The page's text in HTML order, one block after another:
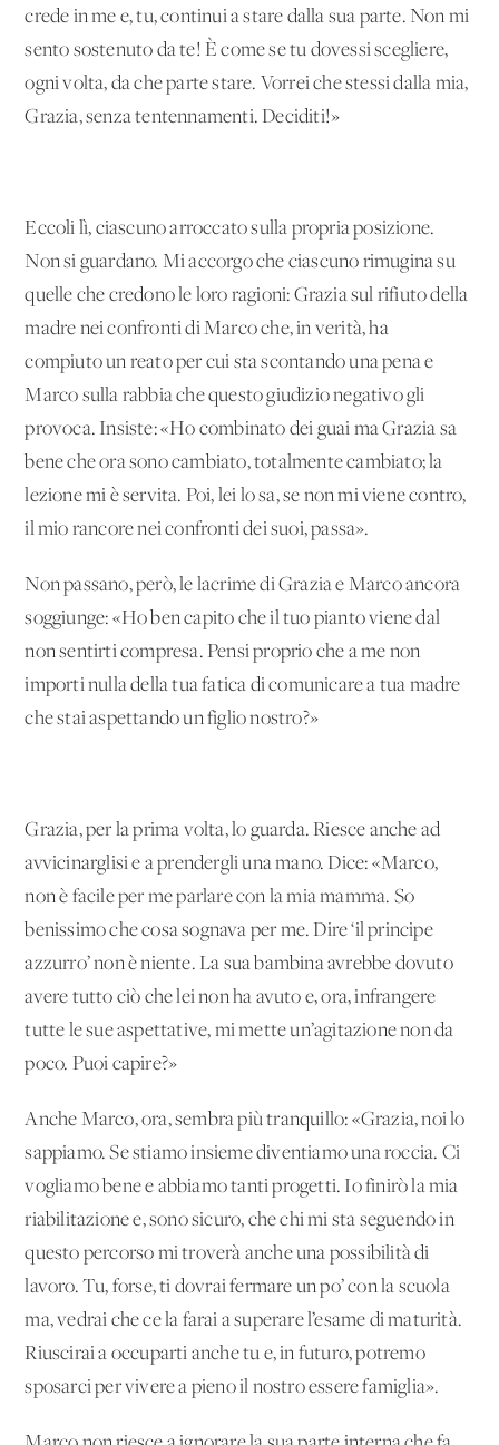
crede in me e, tu, continui a stare dalla sua parte. Non mi
sento sostenuto da te! È come se tu dovessi scegliere,
ogni volta, da che parte stare. Vorrei che stessi dalla mia,
Grazia, senza tentennamenti. Deciditi!»
Eccoli lì, ciascuno arroccato sulla propria posizione.
Non si guardano. Mi accorgo che ciascuno rimugina su
quelle che credono le loro ragioni: Grazia sul rifiuto della
madre nei confronti di Marco che, in verità, ha
compiuto un reato per cui sta scontando una pena e
Marco sulla rabbia che questo giudizio negativo gli
provoca. Insiste: «Ho combinato dei guai ma Grazia sa
bene che ora sono cambiato, totalmente cambiato; la
lezione mi è servita. Poi, lei lo sa, se non mi viene contro,
il mio rancore nei confronti dei suoi, passa».
Non passano, però, le lacrime di Grazia e Marco ancora
soggiunge: «Ho ben capito che il tuo pianto viene dal
non sentirti compresa. Pensi proprio che a me non
importi nulla della tua fatica di comunicare a tua madre
che stai aspettando un figlio nostro?»
Grazia, per la prima volta, lo guarda. Riesce anche ad
avvicinarglisi e a prendergli una mano. Dice: «Marco,
non è facile per me parlare con la mia mamma. So
benissimo che cosa sognava per me. Dire ‘il principe
azzurro’ non è niente. La sua bambina avrebbe dovuto
avere tutto ciò che lei non ha avuto e, ora, infrangere
tutte le sue aspettative, mi mette un’agitazione non da
poco. Puoi capire?»
Anche Marco, ora, sembra più tranquillo: «Grazia, noi lo
sappiamo. Se stiamo insieme diventiamo una roccia. Ci
vogliamo bene e abbiamo tanti progetti. Io finirò la mia
riabilitazione e, sono sicuro, che chi mi sta seguendo in
questo percorso mi troverà anche una possibilità di
lavoro. Tu, forse, ti dovrai fermare un po’ con la scuola
ma, vedrai che ce la farai a superare l’esame di maturità.
Riuscirai a occuparti anche tu e, in futuro, potremo
sposarci per vivere a pieno il nostro essere famiglia».